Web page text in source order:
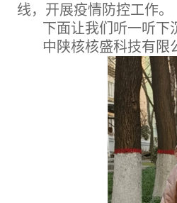
线，开展疫情防控工作。
下面让我们听一听下
中陕核核盛科技有限